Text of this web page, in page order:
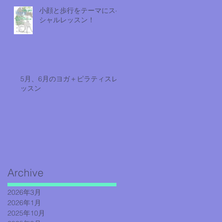
小顔と歩行をテーマにスペ
シャルレッスン！
5月、6月のヨガ＋ピラティスレ
ッスン
Archive
2026年3月
2026年1月
2025年10月